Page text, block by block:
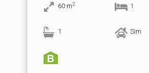
60 m2 1
1 Sim